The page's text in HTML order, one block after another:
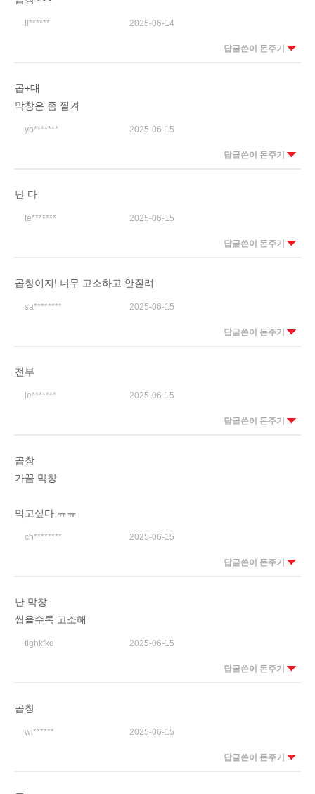
!!****** 2025-06-14
답글쓴이 돈주기
곱+대
막창은 좀 찔겨
yo******* 2025-06-15
답글쓴이 돈주기
난 다
te******* 2025-06-15
답글쓴이 돈주기
곱창이지! 너무 고소하고 안질려
sa******** 2025-06-15
답글쓴이 돈주기
전부
le******* 2025-06-15
답글쓴이 돈주기
곱창
가끔 막창
먹고싶다 ㅠㅠ
ch******** 2025-06-15
답글쓴이 돈주기
난 막창
씹을수록 고소해
tlghkfkd 2025-06-15
답글쓴이 돈주기
곱창
wi****** 2025-06-15
답글쓴이 돈주기